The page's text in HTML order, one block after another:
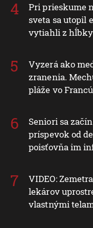
Pri prieskume
sveta sa utopil
vytiahli z
Vyzerá ako
zranenia.
pláže vo
Seniori sa
príspevok od
poisťovňa im
VIDEO:
lekárov
vlastnými